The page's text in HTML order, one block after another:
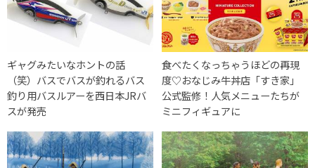
ギャグみたいなホントの話
（笑）バスでバスが釣れるバス
釣り用バスルアーを西日本JRバ
スが発売
食べたくなっちゃうほどの再現
度♡おなじみ牛丼店「すき家」
公式監修！人気メニューたちが
ミニフィギュアに